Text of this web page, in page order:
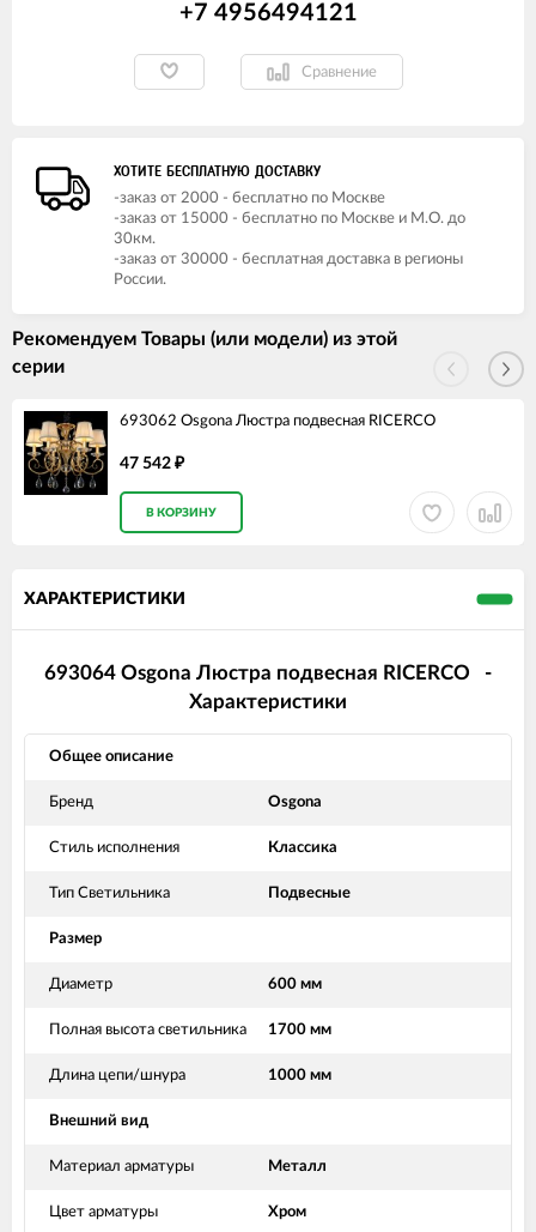
+7 4956494121
Сравнение
ХОТИТЕ БЕСПЛАТНУЮ ДОСТАВКУ
-заказ от 2000 - бесплатно по Москве
-заказ от 15000 - бесплатно по Москве и М.О. до
30км.
-заказ от 30000 - бесплатная доставка в регионы
России.
Рекомендуем Товары (или модели) из этой
серии
693062 Osgona Люстра подвесная RICERCO
47 542 ₽
В КОРЗИНУ
ХАРАКТЕРИСТИКИ
693064 Osgona Люстра подвесная RICERCO -
Характеристики
Общее описание
Бренд Osgona
Стиль исполнения Классика
Тип Светильника Подвесные
Размер
Диаметр 600 мм
Полная высота светильника 1700 мм
Длина цепи/шнура 1000 мм
Внешний вид
Материал арматуры Металл
Цвет арматуры Хром